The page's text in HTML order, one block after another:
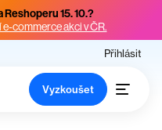
15. 10.?
e-commerce akci v ČR.
Přihlásit
Vyzkoušet